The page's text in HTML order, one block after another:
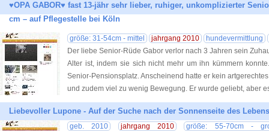
♥OPA GABOR♥ fast 13-jähr sehr lieber, ruhiger, unkomplizierter
cm – auf Pflegestelle bei Köln
größe: 31-54cm - mittel jahrgang 2010
hundevermittlung
Der liebe Senior-Rüde Gabor verlor nach 3 Jahren sein
Alter ist, indem sie sich nicht mehr um ihn kümmern
Senior-Pensionsplatz. Anscheinend hatte er kein
und zudem viel zu wenig Bewegung. Er wurde geliebt, aber
Liebevoller Lupone ­­- Auf der Suche nach der Sonnenseite des Lebens
geb. 2010 jahrgang 2010
größe: 55-70cm -